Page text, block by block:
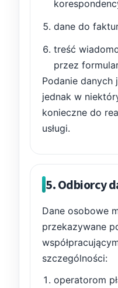
dane do
treść
przez
Podanie danych
jednak w
konieczne do
usługi.
5. Odbiorcy
Dane osobowe
przekazywane
szczególności:
operatorom